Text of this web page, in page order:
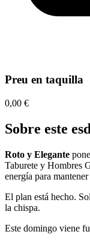
Preu en taquilla
0,00 €
Sobre este
Roto y Elegante
Taburete y Hombres
energía para
El plan está hecho.
la chispa.
Este domingo viene